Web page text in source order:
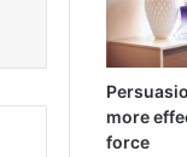
more
force